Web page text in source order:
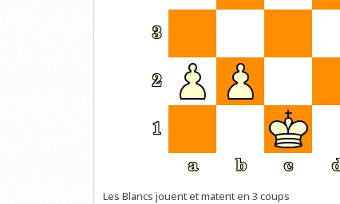
Les Blancs jouent et matent en 3 coups